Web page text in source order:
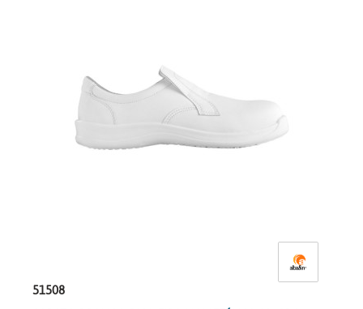
51508